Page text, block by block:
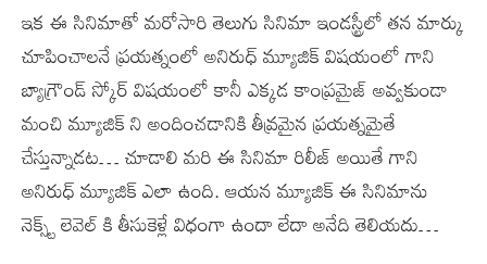
ఇక ఈ సినిమాతో మరోసారి తెలుగు సినిమా ఇండస్ట్రీలో తన మార్కు
చూపించాలనే ప్రయత్నంలో అనిరుధ్ మ్యూజిక్ విషయంలో గాని
బ్యాగ్రౌండ్ స్కోర్ విషయంలో కానీ ఎక్కడ కాంప్రమైజ్ అవ్వకుండా
మంచి మ్యూజిక్ ని అందించడానికి తీవ్రమైన ప్రయత్నమైతే
చేస్తున్నాడట… చూడాలి మరి ఈ సినిమా రిలీజ్ అయితే గాని
అనిరుధ్ మ్యూజిక్ ఎలా ఉంది. ఆయన మ్యూజిక్ ఈ సినిమాను
నెక్స్ట్ లెవెల్ కి తీసుకెళ్లే విధంగా ఉందా లేదా అనేది తెలియదు…